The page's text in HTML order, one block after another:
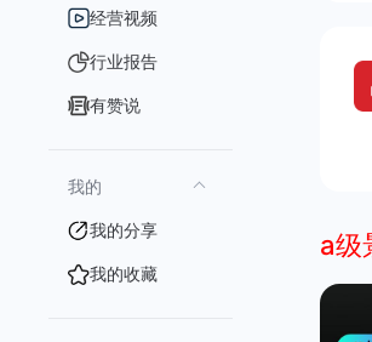
经营视频
行业报告
有赞说
我的
我的分享
我的收藏
a级